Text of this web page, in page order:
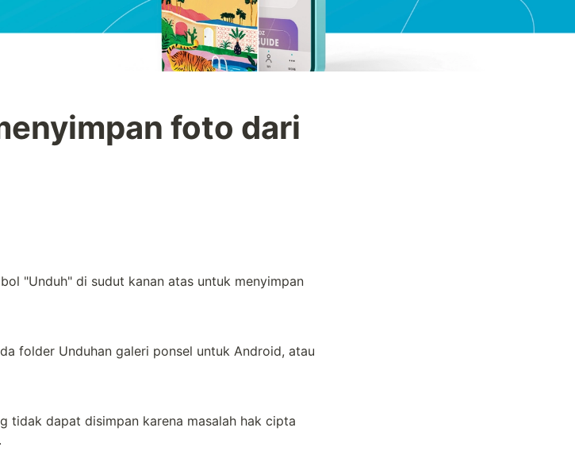
foto dari
"Unduh" di sudut kanan atas untuk menyimpan
folder Unduhan galeri ponsel untuk Android, atau
tidak dapat disimpan karena masalah hak cipta